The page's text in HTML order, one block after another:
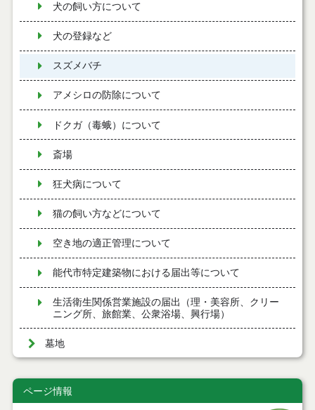
犬の飼い方について
犬の登録など
スズメバチ
アメシロの防除について
ドクガ（毒蛾）について
斎場
狂犬病について
猫の飼い方などについて
空き地の適正管理について
能代市特定建築物における届出等について
生活衛生関係営業施設の届出（理・美容所、クリー
ニング所、旅館業、公衆浴場、興行場）
墓地
ページ情報